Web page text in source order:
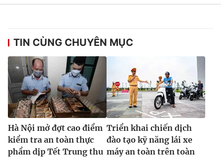
TIN CÙNG CHUYÊN MỤC
Hà Nội mở đợt cao điểm
kiểm tra an toàn thực
phẩm dịp Tết Trung thu
Triển khai chiến dịch
đào tạo kỹ năng lái xe
máy an toàn trên toàn